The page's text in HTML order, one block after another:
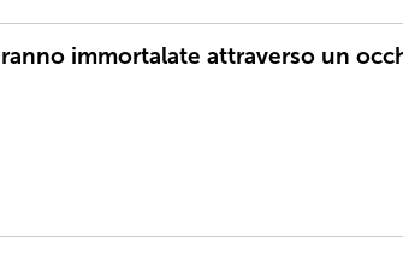
immortalate attraverso un